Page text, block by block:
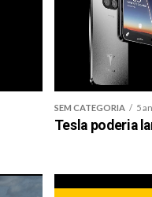
SEM CATEGORIA 5
Tesla poderia